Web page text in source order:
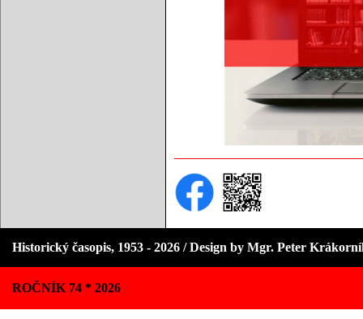
Historický časopis, 1953 - 2026 / Design by Mgr. Peter
ROČNÍK 74 * 2026